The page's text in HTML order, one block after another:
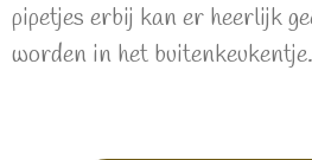
pipetjes erbij kan er heerlijk
worden in het buitenkeukentje.